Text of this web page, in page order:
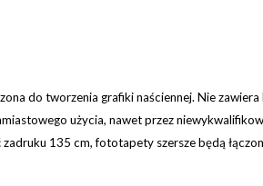
do tworzenia grafiki naściennej. Nie
użycia, nawet przez
135 cm, fototapety szersze będą